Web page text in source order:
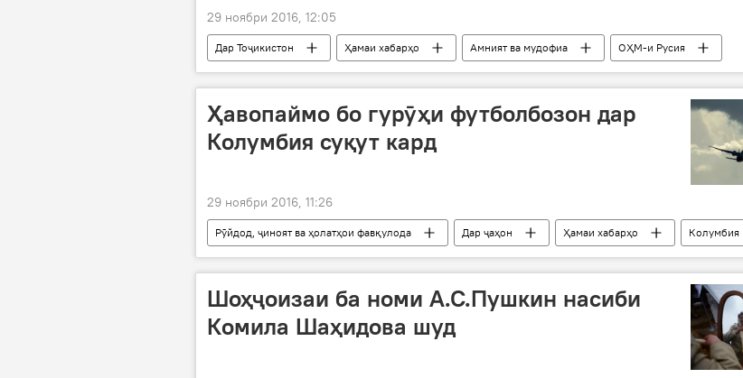
29 ноябри 2016, 12:05
Дар Тоҷикистон Ҳамаи хабарҳо Амният ва мудофиа ОҲМ-и Русия
Ҳавопаймо бо гурӯҳи футболбозон дар
Колумбия суқут кард
29 ноябри 2016, 11:26
Рӯйдод, ҷиноят ва ҳолатҳои фавқулода Дар ҷаҳон Ҳамаи хабарҳо
Колумбия
Шапекоэнсе
суқути ҳавопаймо
Шоҳҷоизаи ба номи А.С.Пушкин насиби
Комила Шаҳидова шуд